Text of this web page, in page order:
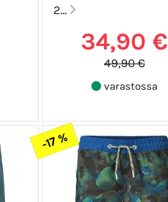
2...
34,90 €
49,90 €
varastossa
-17 %